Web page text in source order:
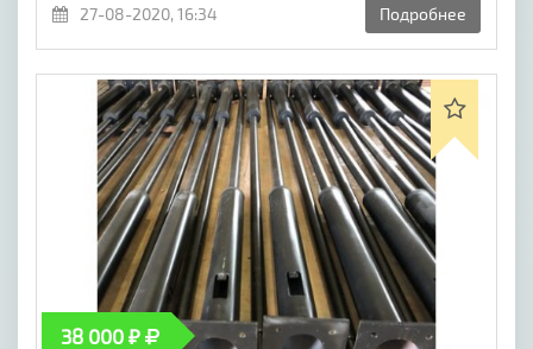
27-08-2020, 16:34 Подробнее
38 000 ₽